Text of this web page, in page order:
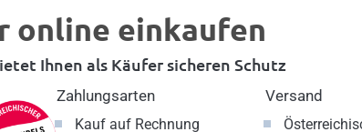
online einkaufen
Ihnen als Käufer sicheren Schutz
Zahlungsarten
Kauf auf Rechnung
Versand